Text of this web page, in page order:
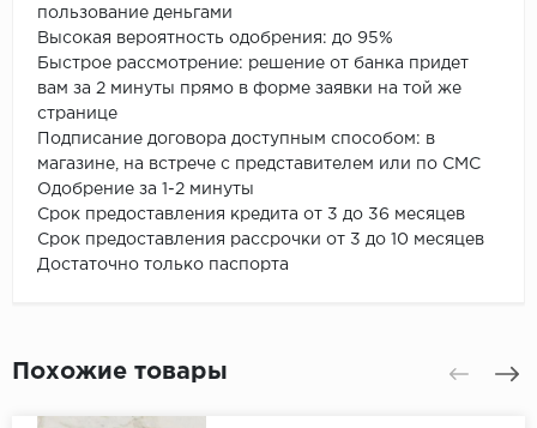
пользование деньгами
Высокая вероятность одобрения: до 95%
Быстрое рассмотрение: решение от банка придет
вам за 2 минуты прямо в форме заявки на той же
странице
Подписание договора доступным способом: в
магазине, на встрече с представителем или по СМС
Одобрение за 1-2 минуты
Срок предоставления кредита от 3 до 36 месяцев
Срок предоставления рассрочки от 3 до 10 месяцев
Достаточно только паспорта
Похожие товары